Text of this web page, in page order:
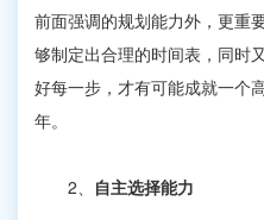
前面强调的规划能力外，更重
够制定出合理的时间表，同时
好每一步，才有可能成就一个
年。
2、 自主选择能力